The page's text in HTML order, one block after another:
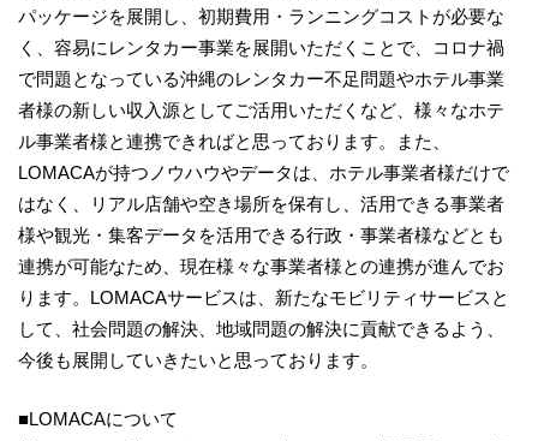
パッケージを展開し、初期費用・ランニングコストが必要な
く、容易にレンタカー事業を展開いただくことで、コロナ禍
で問題となっている沖縄のレンタカー不足問題やホテル事業
者様の新しい収入源としてご活用いただくなど、様々なホテ
ル事業者様と連携できればと思っております。また、
LOMACAが持つノウハウやデータは、ホテル事業者様だけで
はなく、リアル店舗や空き場所を保有し、活用できる事業者
様や観光・集客データを活用できる行政・事業者様などとも
連携が可能なため、現在様々な事業者様との連携が進んでお
ります。LOMACAサービスは、新たなモビリティサービスと
して、社会問題の解決、地域問題の解決に貢献できるよう、
今後も展開していきたいと思っております。
■LOMACAについて